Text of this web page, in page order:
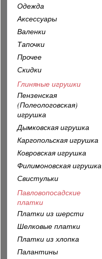
Одежда
Аксессуары
Валенки
Тапочки
Прочее
Скидки
Глиняные игрушки
Пензенская
(Полеологовская)
игрушка
Дымковская игрушка
Каргопольская игрушка
Ковровская игрушка
Филимоновская игрушка
Свистульки
Павловопосадские
платки
Платки из шерсти
Шелковые платки
Платки из хлопка
Палантины